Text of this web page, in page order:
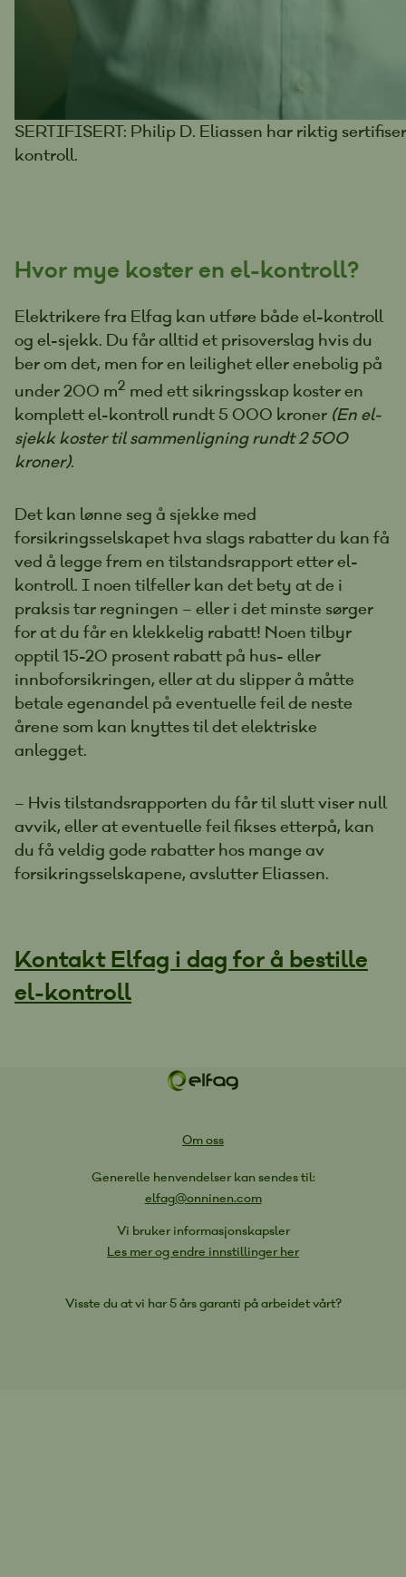
SERTIFISERT: Philip D. Eliassen har riktig
kontroll.
Hvor mye koster en el-kontroll?
Elektrikere fra Elfag kan utføre både el-kontroll
og el-sjekk. Du får alltid et prisoverslag hvis du
ber om det, men for en leilighet eller enebolig på
under 200 m2 med ett sikringsskap koster en
komplett el-kontroll rundt 5 000 kroner (En el-
sjekk koster til sammenligning rundt 2 500
kroner).
Det kan lønne seg å sjekke med
forsikringsselskapet hva slags rabatter du kan få
ved å legge frem en tilstandsrapport etter el-
kontroll. I noen tilfeller kan det bety at de i
praksis tar regningen – eller i det minste sørger
for at du får en klekkelig rabatt! Noen tilbyr
opptil 15-20 prosent rabatt på hus- eller
innboforsikringen, eller at du slipper å måtte
betale egenandel på eventuelle feil de neste
årene som kan knyttes til det elektriske
anlegget.
– Hvis tilstandsrapporten du får til slutt viser null
avvik, eller at eventuelle feil fikses etterpå, kan
du få veldig gode rabatter hos mange av
forsikringsselskapene, avslutter Eliassen.
Kontakt Elfag i dag for å bestille
el-kontroll
Om oss
Generelle henvendelser kan sendes til:
elfag@onninen.com
Vi bruker informasjonskapsler
Les mer og endre innstillinger her
Visste du at vi har 5 års garanti på arbeidet vårt?